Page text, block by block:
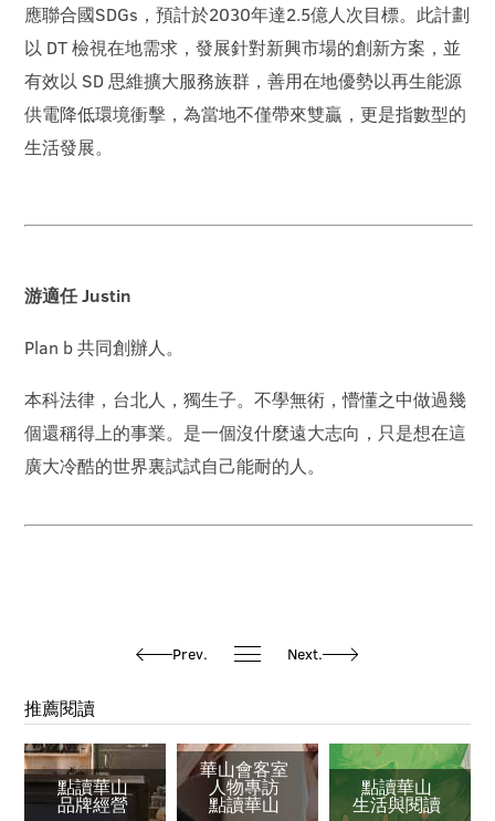
應聯合國SDGs，預計於2030年達2.5億人次目標。此計劃
以 DT 檢視在地需求，發展針對新興市場的創新方案，並
有效以 SD 思維擴大服務族群，善用在地優勢以再生能源
供電降低環境衝擊，為當地不僅帶來雙贏，更是指數型的
生活發展。
游適任 Justin
Plan b 共同創辦人。
本科法律，台北人，獨生子。不學無術，懵懂之中做過幾
個還稱得上的事業。是一個沒什麼遠大志向，只是想在這
廣大冷酷的世界裏試試自己能耐的人。
Prev. Next.
推薦閱讀
點讀華山
品牌經營
華山會客室
人物專訪
點讀華山
點讀華山
生活與閱讀